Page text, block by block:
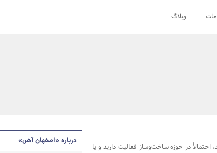
وبلاگ
احتمالاً در حوزه ساخت‌وساز فعالیت دارید و یا
درباره «اصفهان آهن»